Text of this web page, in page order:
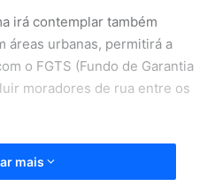
irá contemplar também
áreas urbanas, permitirá a
o FGTS (Fundo de Garantia
moradores de rua entre os
levam em conta
ou previdenciários,
mais